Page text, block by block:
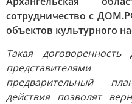
сотрудничество с
объектов культурного
Такая
предварительный
действия позволят